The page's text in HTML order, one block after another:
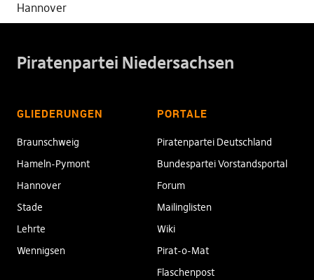
Hannover
Piratenpartei Niedersachsen
GLIEDERUNGEN
Braunschweig
Hameln-Pymont
Hannover
Stade
Lehrte
Wennigsen
PORTALE
Piratenpartei Deutschland
Bundespartei Vorstandsportal
Forum
Mailinglisten
Wiki
Pirat-o-Mat
Flaschenpost